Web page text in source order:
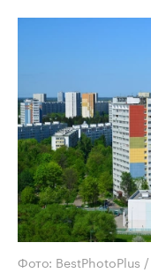
Фото: BestPhotoPlus